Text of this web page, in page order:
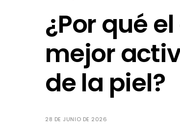
¿Por qué
mejor
de la piel?
28 DE JUNIO DE 2026